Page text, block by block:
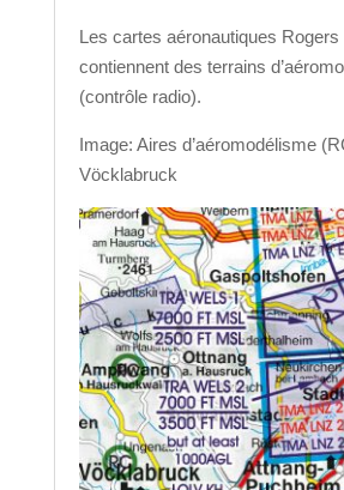
Les cartes aéronautiques Rogers
contiennent des terrains
(contrôle radio).
Image: Aires d’aéromodélisme
Vöcklabruck